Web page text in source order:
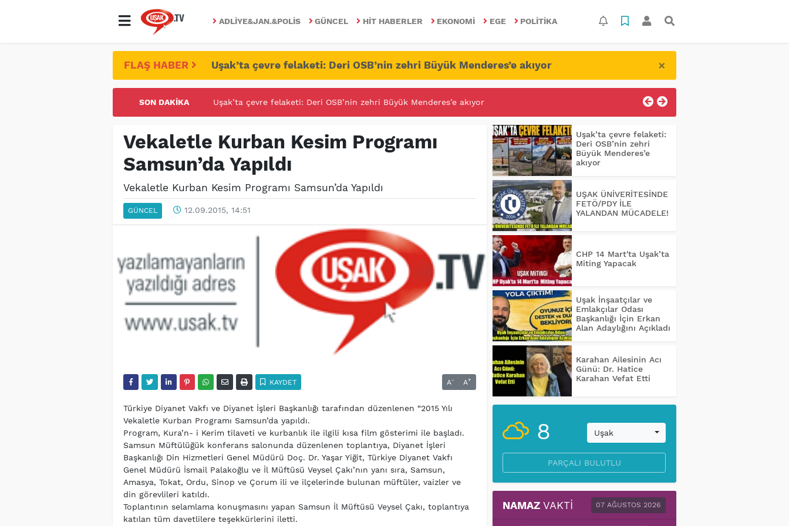
ADLIYE&JAN.&POLIS GÜNCEL HIT HABERLER EKONOMI EGE POLITIKA
FLAŞ HABER Uşak’ta çevre felaketi: Deri OSB’nin zehri Büyük Menderes’e akıyor ×
SON DAKIKA
Uşak’ta çevre felaketi: Deri OSB’nin zehri Büyük Menderes’e akıyor
UŞAK ÜNİVERİTESİNDE FETÖ/PDY İLE YALANDAN MÜCADELE!
Vekaletle Kurban Kesim Programı
Samsun’da Yapıldı
Vekaletle Kurban Kesim Programı Samsun’da Yapıldı
GÜNCEL 12.09.2015, 14:51
KAYDET A- A+
Türkiye Diyanet Vakfı ve Diyanet İşleri Başkanlığı tarafından düzenlenen “2015 Yılı
Vekaletle Kurban Programı Samsun’da yapıldı.
Program, Kura’n- i Kerim tilaveti ve kurbanlık ile ilgili kısa film gösterimi ile başladı.
Samsun Müftülüğük konferans salonunda düzenlenen toplantıya, Diyanet İşleri
Başkanlığı Din Hizmetleri Genel Müdürü Doç. Dr. Yaşar Yiğit, Türkiye Diyanet Vakfı
Genel Müdürü İsmail Palakoğlu ve İl Müftüsü Veysel Çakı’nın yanı sıra, Samsun,
Amasya, Tokat, Ordu, Sinop ve Çorum ili ve ilçelerinde bulunan müftüler, vaizler ve
din görevlileri katıldı.
Toplantının selamlama konuşmasını yapan Samsun İl Müftüsü Veysel Çakı, toplantıya
katılan tüm davetlilere teşekkürlerini iletti.
Uşak’ta çevre felaketi:
Deri OSB’nin zehri
Büyük Menderes’e
akıyor
UŞAK ÜNİVERİTESİNDE
FETÖ/PDY İLE
YALANDAN MÜCADELE!
CHP 14 Mart'ta Uşak’ta
Miting Yapacak
Uşak İnşaatçılar ve
Emlakçılar Odası
Başkanlığı İçin Erkan
Alan Adaylığını Açıkladı
Karahan Ailesinin Acı
Günü: Dr. Hatice
Karahan Vefat Etti
8 Uşak
PARÇALI BULUTLU
NAMAZ VAKTI 07 AĞUSTOS 2026